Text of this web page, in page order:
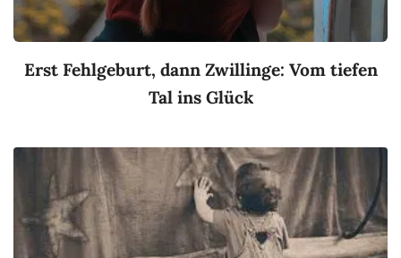
Erst Fehlgeburt, dann Zwillinge: Vom tiefen
Tal ins Glück